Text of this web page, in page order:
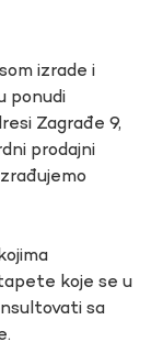
izrade i
ponudi
Zagrađe 9,
prodajni
koje se u
sa